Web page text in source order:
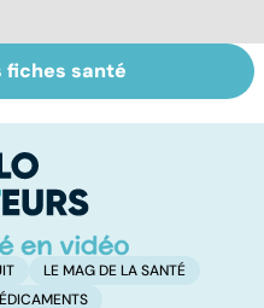
Un rhume, ça se
soigne ?
fiches santé
LE MAG DE LA SANTÉ